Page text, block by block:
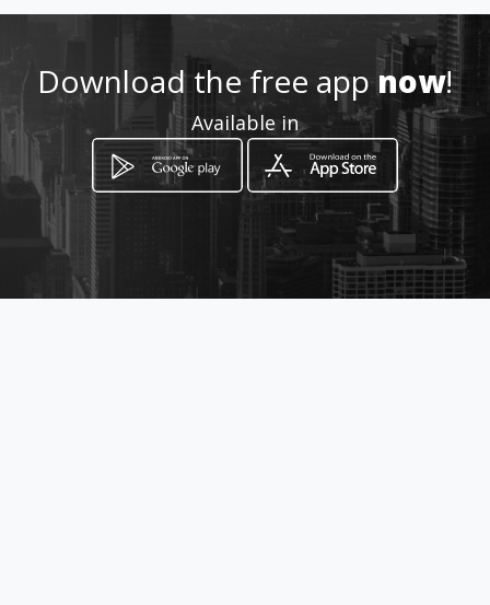
riala182.amawebs.com
Location
How to get
Download the free appnow!
Available in